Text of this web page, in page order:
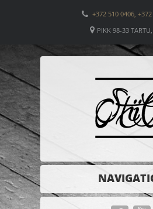
+372 510 0406,
PIKK 98-33